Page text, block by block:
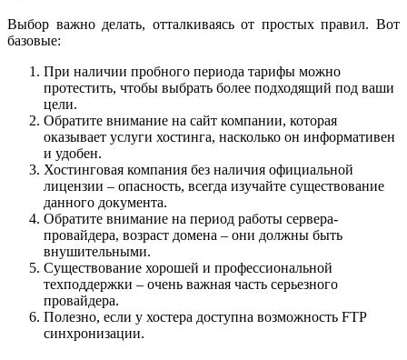
Выбор важно делать, отталкиваясь от простых правил. Вот
базовые:
При наличии пробного периода тарифы можно
протестить, чтобы выбрать более подходящий под ваши
цели.
Обратите внимание на сайт компании, которая
оказывает услуги хостинга, насколько он информативен
и удобен.
Хостинговая компания без наличия официальной
лицензии – опасность, всегда изучайте существование
данного документа.
Обратите внимание на период работы сервера-
провайдера, возраст домена – они должны быть
внушительными.
Существование хорошей и профессиональной
техподдержки – очень важная часть серьезного
провайдера.
Полезно, если у хостера доступна возможность FTP
синхронизации.